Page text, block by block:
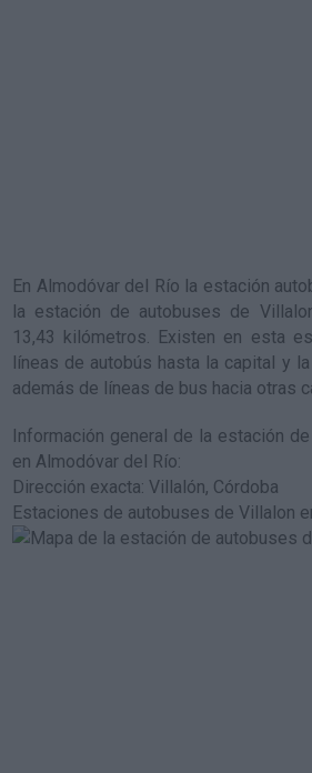
En Almodóvar del Río la estación
la estación de autobuses de
13,43 kilómetros. Existen en esta
líneas de autobús hasta la capital y
además de líneas de bus hacia otras
Información general de la estación
en Almodóvar del Río:
Dirección exacta: Villalón, Córdoba
Estaciones de autobuses de Villalon